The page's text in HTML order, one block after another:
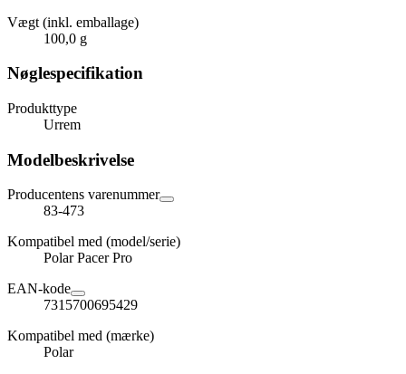
Vægt (inkl. emballage)
100,0 g
Nøglespecifikation
Produkttype
Urrem
Modelbeskrivelse
Producentens varenummer
83-473
Kompatibel med (model/serie)
Polar Pacer Pro
EAN-kode
7315700695429
Kompatibel med (mærke)
Polar